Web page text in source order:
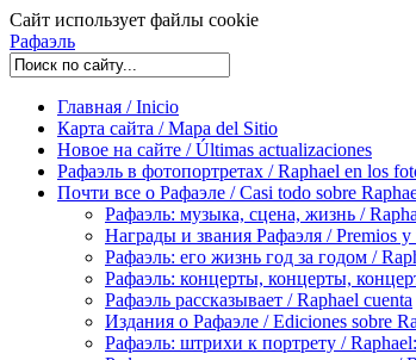
Сайт использует файлы cookie
Рафаэль
Главная / Inicio
Карта сайта / Mapa del Sitio
Новое на сайте / Últimas actualizaciones
Рафаэль в фотопортретах / Raphael en los
Почти все о Рафаэле / Casi todo sobre
Рафаэль: музыка, сцена, жизнь /
Награды и звания Рафаэля / Premios y
Рафаэль: его жизнь год за годом /
Рафаэль: концерты, концерты,
Рафаэль рассказывает / Raphael cuenta
Издания о Рафаэле / Ediciones sobre
Рафаэль: штрихи к портрету /